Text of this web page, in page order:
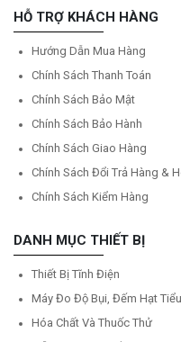
HỖ TRỢ KHÁCH HÀNG
Hướng Dẫn Mua Hàng
Chính Sách Thanh Toán
Chính Sách Bảo Mật
Chính Sách Bảo Hành
Chính Sách Giao Hàng
Chính Sách Đổi Trả Hàng &
Chính Sách Kiểm Hàng
DANH MỤC THIẾT BỊ
Thiết Bị Tĩnh Điện
Máy Đo Độ Bụi, Đếm Hạt
Hóa Chất Và Thuốc Thử